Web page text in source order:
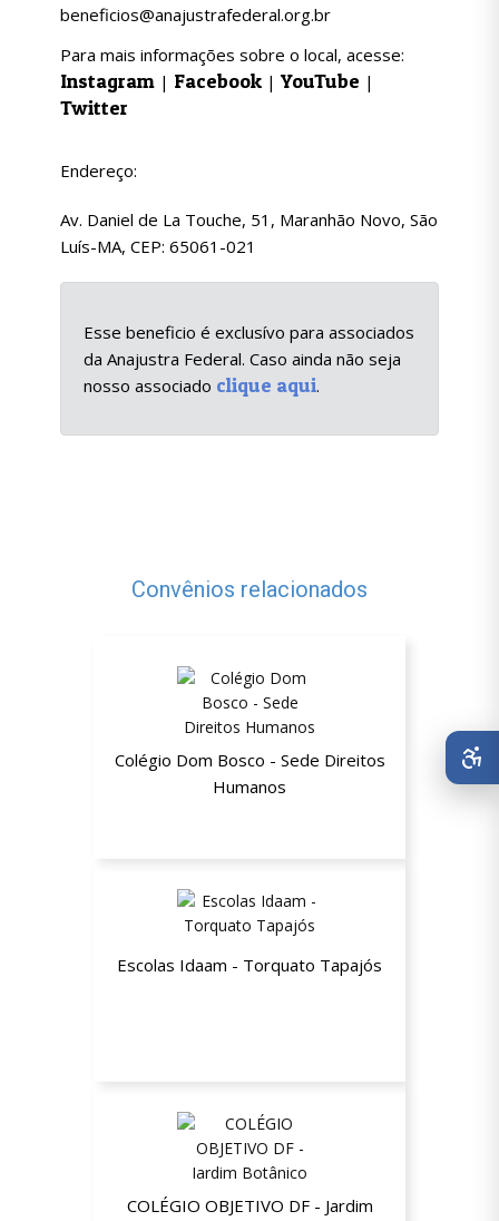
beneficios@anajustrafederal.org.br
Para mais informações sobre o local, acesse:
Instagram | Facebook | YouTube |
Twitter
Endereço:
Av. Daniel de La Touche, 51, Maranhão Novo, São
Luís-MA, CEP: 65061-021
Esse beneficio é exclusívo para associados
da Anajustra Federal. Caso ainda não seja
nosso associado clique aqui.
Convênios relacionados
Colégio Dom Bosco - Sede Direitos
Humanos
Escolas Idaam - Torquato Tapajós
COLÉGIO OBJETIVO DF - Jardim